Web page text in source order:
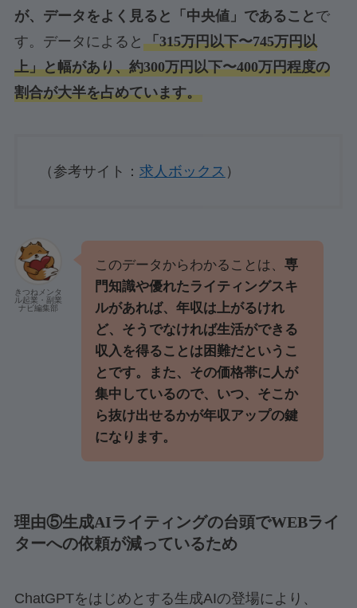
が、データをよく見ると「中央値」であること で
す。データによると 「315万円以下〜745万円以
上」と幅があり、約300万円以下〜400万円程度の
割合が大半を占めています。
（参考サイト： 求人ボックス ）
きつねメンタ
ル起業・副業
ナビ編集部
このデータからわかることは、 専
門知識や優れたライティングスキ
ルがあれば、年収は上がるけれ
ど、そうでなければ生活ができる
収入を得ることは困難だというこ
とです。また、その価格帯に人が
集中しているので、いつ、そこか
ら抜け出せるかが年収アップの鍵
になります。
理由⑤生成AIライティングの台頭でWEBライ
ターへの依頼が減っているため
ChatGPTをはじめとする生成AIの登場により、